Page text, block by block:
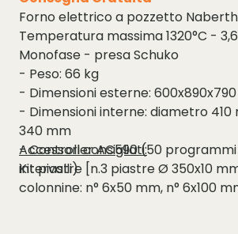
Forno elettrico a pozzetto
Temperatura massima 1320°C -
Monofase - presa Schuko
- Peso: 66 kg
- Dimensioni esterne:
- Dimensioni interne: diametro
340 mm
- Controller AC590 (50
intervalli)
Accessori consigliati:
Kit piastre [n.3 piastre Ø 350x10
colonnine: n° 6x50 mm, n° 6x100